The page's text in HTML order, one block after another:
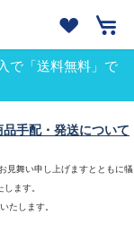
で「送料無料」で
手配・発送について
見舞い申し上げますとともに犠
ます。
たします。